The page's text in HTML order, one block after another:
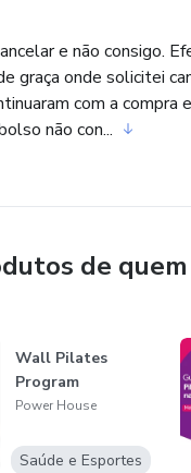
e não consigo.
graça onde solicitei
com a compra
não con...
de quem
Wall Pilates
Program
Power House
Saúde e Esportes